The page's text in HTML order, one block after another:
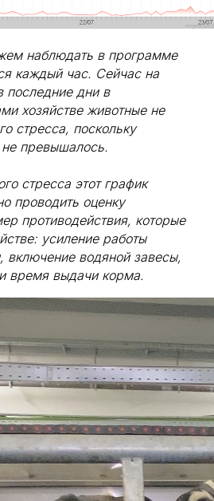
наблюдать в программе
каждый час. Сейчас на
последние дни в
хозяйстве животные не
стресса, поскольку
не превышалось.
стресса этот график
проводить оценку
противодействия, которые
усиление работы
включение водяной завесы,
время выдачи корма.